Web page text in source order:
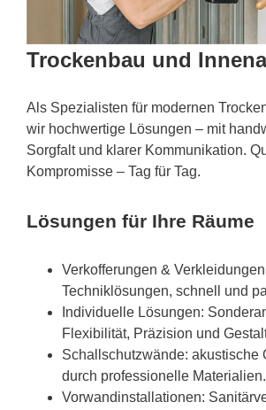
Trockenbau und
Als Spezialisten für modernen
wir hochwertige Lösungen – mit
Sorgfalt und klarer Kommunikation.
Kompromisse – Tag für Tag.
Lösungen für Ihre Räume
Verkofferungen &
Techniklösungen, schnell und
Individuelle Lösungen:
Flexibilität, Präzision und
Schallschutzwände: akustische
durch professionelle Materialien.
Vorwandinstallationen: